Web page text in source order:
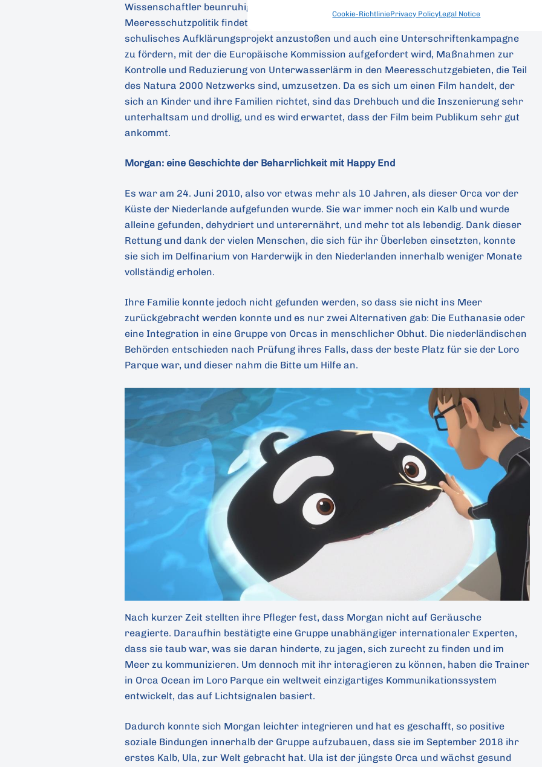
Cookie-RichtliniePrivacy PolicyLegal Notice
Wissenschaftler beunruhigt, aber leider weltweit immer noch kaum Beachtung in der
Meeresschutzpolitik findet“. In diesem Sinne wird der Kurzfilm dazu dienen, ein
schulisches Aufklärungsprojekt anzustoßen und auch eine Unterschriftenkampagne
zu fördern, mit der die Europäische Kommission aufgefordert wird, Maßnahmen zur
Kontrolle und Reduzierung von Unterwasserlärm in den Meeresschutzgebieten, die Teil
des Natura 2000 Netzwerks sind, umzusetzen. Da es sich um einen Film handelt, der
sich an Kinder und ihre Familien richtet, sind das Drehbuch und die Inszenierung sehr
unterhaltsam und drollig, und es wird erwartet, dass der Film beim Publikum sehr gut
ankommt.
Morgan: eine Geschichte der Beharrlichkeit mit Happy End
Es war am 24. Juni 2010, also vor etwas mehr als 10 Jahren, als dieser Orca vor der
Küste der Niederlande aufgefunden wurde. Sie war immer noch ein Kalb und wurde
alleine gefunden, dehydriert und unterernährt, und mehr tot als lebendig. Dank dieser
Rettung und dank der vielen Menschen, die sich für ihr Überleben einsetzten, konnte
sie sich im Delfinarium von Harderwijk in den Niederlanden innerhalb weniger Monate
vollständig erholen.
Ihre Familie konnte jedoch nicht gefunden werden, so dass sie nicht ins Meer
zurückgebracht werden konnte und es nur zwei Alternativen gab: Die Euthanasie oder
eine Integration in eine Gruppe von Orcas in menschlicher Obhut. Die niederländischen
Behörden entschieden nach Prüfung ihres Falls, dass der beste Platz für sie der Loro
Parque war, und dieser nahm die Bitte um Hilfe an.
Nach kurzer Zeit stellten ihre Pfleger fest, dass Morgan nicht auf Geräusche
reagierte. Daraufhin bestätigte eine Gruppe unabhängiger internationaler Experten,
dass sie taub war, was sie daran hinderte, zu jagen, sich zurecht zu finden und im
Meer zu kommunizieren. Um dennoch mit ihr interagieren zu können, haben die Trainer
in Orca Ocean im Loro Parque ein weltweit einzigartiges Kommunikationssystem
entwickelt, das auf Lichtsignalen basiert.
Dadurch konnte sich Morgan leichter integrieren und hat es geschafft, so positive
soziale Bindungen innerhalb der Gruppe aufzubauen, dass sie im September 2018 ihr
erstes Kalb, Ula, zur Welt gebracht hat. Ula ist der jüngste Orca und wächst gesund